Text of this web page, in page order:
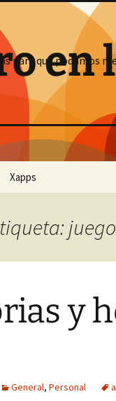
en
Xapps
y
General, Personal
para que podamos